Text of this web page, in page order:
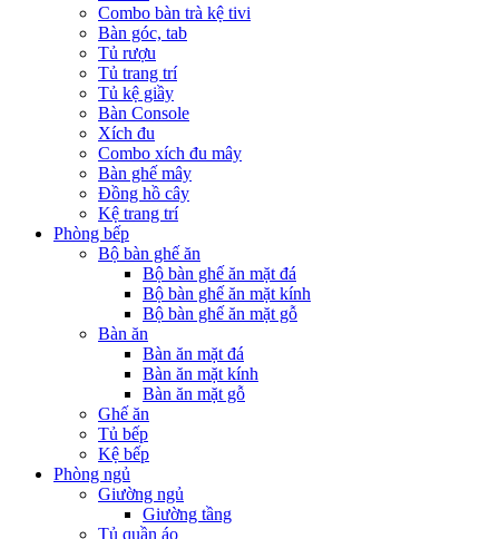
Combo bàn trà kệ tivi
Bàn góc, tab
Tủ rượu
Tủ trang trí
Tủ kệ giầy
Bàn Console
Xích đu
Combo xích đu mây
Bàn ghế mây
Đồng hồ cây
Kệ trang trí
Phòng bếp
Bộ bàn ghế ăn
Bộ bàn ghế ăn mặt đá
Bộ bàn ghế ăn mặt kính
Bộ bàn ghế ăn mặt gỗ
Bàn ăn
Bàn ăn mặt đá
Bàn ăn mặt kính
Bàn ăn mặt gỗ
Ghế ăn
Tủ bếp
Kệ bếp
Phòng ngủ
Giường ngủ
Giường tầng
Tủ quần áo